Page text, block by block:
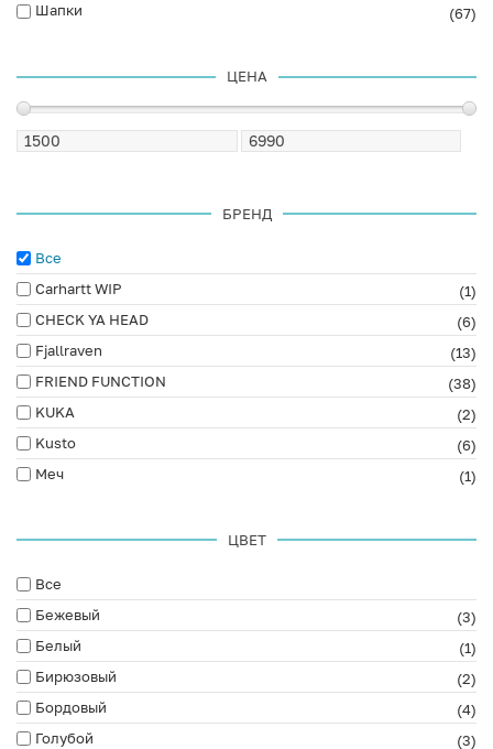
Шапки
(67)
ЦЕНА
БРЕНД
Все
Carhartt WIP
(1)
CHECK YA HEAD
(6)
Fjallraven
(13)
FRIEND FUNCTION
(38)
KUKA
(2)
Kusto
(6)
Меч
(1)
ЦВЕТ
Все
Бежевый
(3)
Белый
(1)
Бирюзовый
(2)
Бордовый
(4)
Голубой
(3)